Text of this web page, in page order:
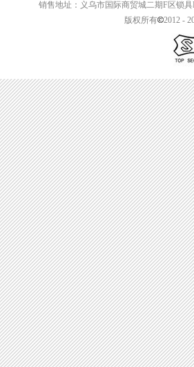
销售地址：义乌市国际商贸城二期F区锁具
版权所有
2012 -